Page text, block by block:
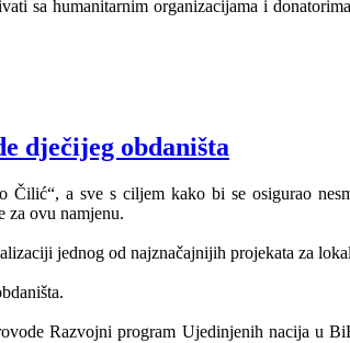
sa humanitarnim organizacijama i
dječijeg obdaništa
Čilić“, a sve s ciljem kako bi se osigurao
za ovu namjenu.
jednog od najznačajnijih projekata za
Razvojni program Ujedinjenih nacija u